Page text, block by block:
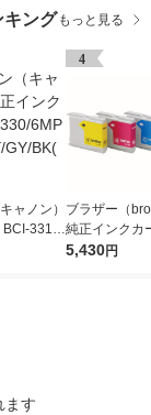
キング もっと見る
ャノン）
BCI-331+
C/M/Y/G
4
ブラザー（
純正インクカ
ジ LC10-4PK
5,430円
ます